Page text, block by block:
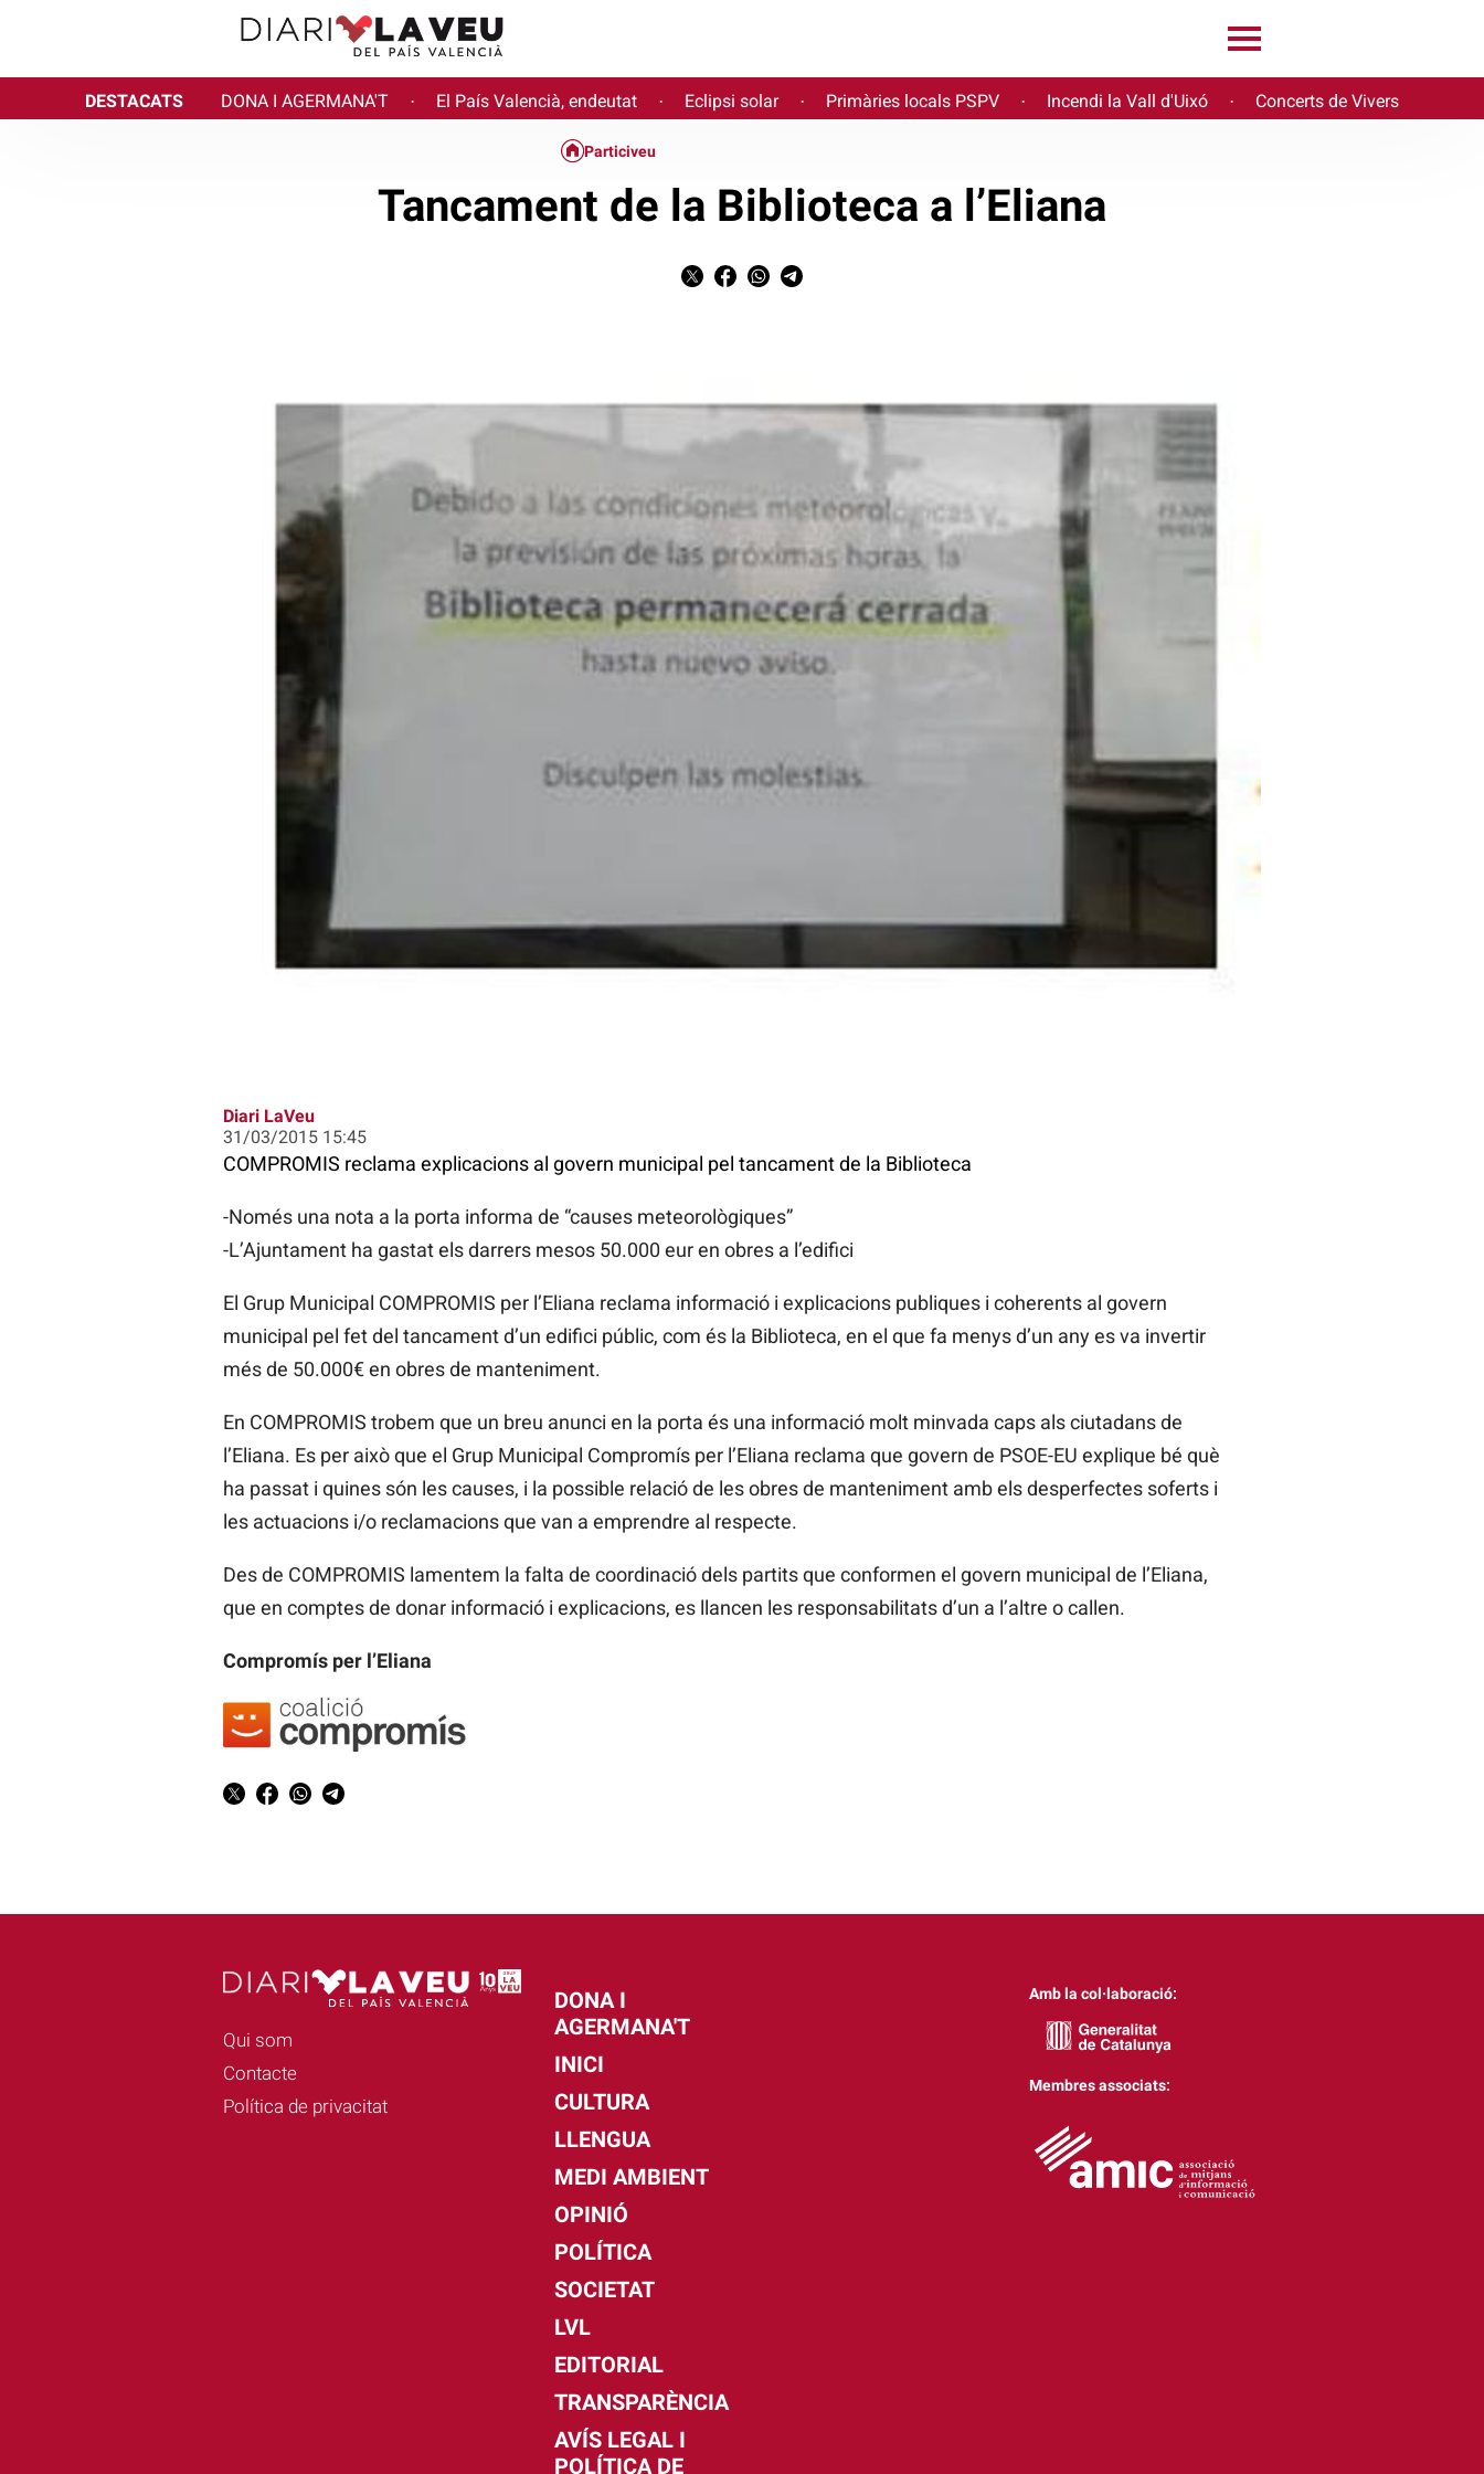
DESTACATS DONA I AGERMANA'T · El País Valencià, endeutat · Eclipsi solar · Primàries locals PSPV · Incendi la Vall d'Uixó · Concerts de Vivers
Particiveu
Tancament de la Biblioteca a l’Eliana
Diari LaVeu
31/03/2015 15:45
COMPROMIS reclama explicacions al govern municipal pel tancament de la Biblioteca
-Només una nota a la porta informa de “causes meteorològiques”
-L’Ajuntament ha gastat els darrers mesos 50.000 eur en obres a l’edifici
El Grup Municipal COMPROMIS per l’Eliana reclama informació i explicacions publiques i coherents al govern
municipal pel fet del tancament d’un edifici públic, com és la Biblioteca, en el que fa menys d’un any es va invertir
més de 50.000€ en obres de manteniment.
En COMPROMIS trobem que un breu anunci en la porta és una informació molt minvada caps als ciutadans de
l’Eliana. Es per això que el Grup Municipal Compromís per l’Eliana reclama que govern de PSOE-EU explique bé què
ha passat i quines són les causes, i la possible relació de les obres de manteniment amb els desperfectes soferts i
les actuacions i/o reclamacions que van a emprendre al respecte.
Des de COMPROMIS lamentem la falta de coordinació dels partits que conformen el govern municipal de l’Eliana,
que en comptes de donar informació i explicacions, es llancen les responsabilitats d’un a l’altre o callen.
Compromís per l’Eliana
Qui som
Contacte
Política de privacitat
DONA I
AGERMANA'T
INICI
CULTURA
LLENGUA
MEDI AMBIENT
OPINIÓ
POLÍTICA
SOCIETAT
LVL
EDITORIAL
TRANSPARÈNCIA
AVÍS LEGAL I
POLÍTICA DE
Amb la col·laboració:
Membres associats: